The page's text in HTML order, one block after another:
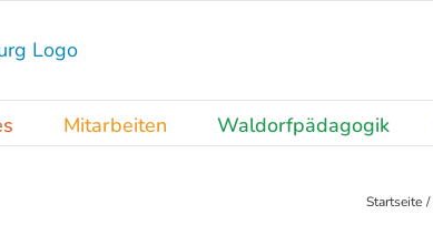
Mitarbeiten Waldorfpädagogik
Startseite